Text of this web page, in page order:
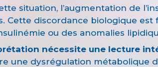
situation, l’augmentation de
Cette discordance biologique est
ou des anomalies
nécessite une lecture
une dysrégulation métabolique